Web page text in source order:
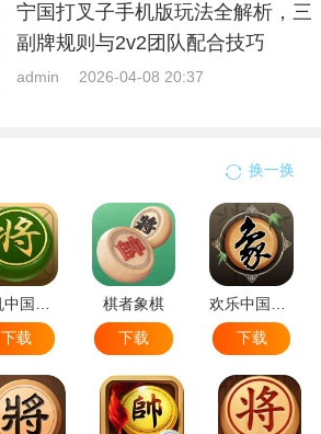
宁国打叉子手机版玩法全解析，三
副牌规则与2v2团队配合技巧
admin 2026-04-08 20:37
换一换
单机中国象棋
下载
棋者象棋
下载
欢乐中国象棋
下载